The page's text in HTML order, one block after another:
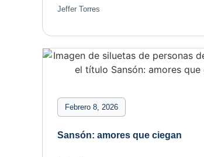
Jeffer Torres
Febrero 8, 2026
Sansón: amores que ciegan